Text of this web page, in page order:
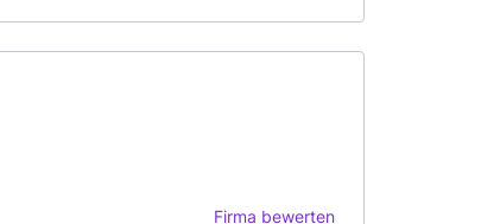
Firma bewerten